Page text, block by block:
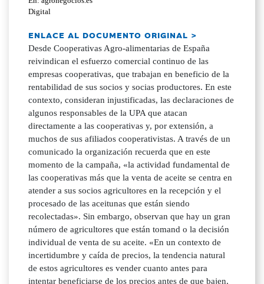
Digital
ENLACE AL DOCUMENTO ORIGINAL >
Desde Cooperativas Agro-alimentarias de España
reivindican el esfuerzo comercial continuo de las
empresas cooperativas, que trabajan en beneficio de la
rentabilidad de sus socios y socias productores. En este
contexto, consideran injustificadas, las declaraciones de
algunos responsables de la UPA que atacan
directamente a las cooperativas y, por extensión, a
muchos de sus afiliados cooperativistas. A través de un
comunicado la organización recuerda que en este
momento de la campaña, «la actividad fundamental de
las cooperativas más que la venta de aceite se centra en
atender a sus socios agricultores en la recepción y el
procesado de las aceitunas que están siendo
recolectadas». Sin embargo, observan que hay un gran
número de agricultores que están tomand o la decisión
individual de venta de su aceite. «En un contexto de
incertidumbre y caída de precios, la tendencia natural
de estos agricultores es vender cuanto antes para
intentar beneficiarse de los precios antes de que bajen,